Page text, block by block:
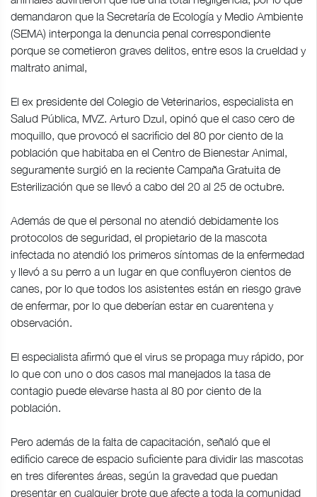
demandaron que la Secretaría de Ecología y Medio Ambiente
(SEMA) interponga la denuncia penal correspondiente
porque se cometieron graves delitos, entre esos la crueldad y
maltrato animal,
El ex presidente del Colegio de Veterinarios, especialista en
Salud Pública, MVZ. Arturo Dzul, opinó que el caso cero de
moquillo, que provocó el sacrificio del 80 por ciento de la
población que habitaba en el Centro de Bienestar Animal,
seguramente surgió en la reciente Campaña Gratuita de
Esterilización que se llevó a cabo del 20 al 25 de octubre.
Además de que el personal no atendió debidamente los
protocolos de seguridad, el propietario de la mascota
infectada no atendió los primeros síntomas de la enfermedad
y llevó a su perro a un lugar en que confluyeron cientos de
canes, por lo que todos los asistentes están en riesgo grave
de enfermar, por lo que deberían estar en cuarentena y
observación.
El especialista afirmó que el virus se propaga muy rápido, por
lo que con uno o dos casos mal manejados la tasa de
contagio puede elevarse hasta al 80 por ciento de la
población.
Pero además de la falta de capacitación, señaló que el
edificio carece de espacio suficiente para dividir las mascotas
en tres diferentes áreas, según la gravedad que puedan
presentar en cualquier brote que afecte a toda la comunidad